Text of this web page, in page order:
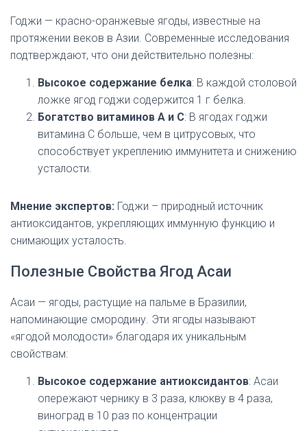
Годжи — красно-оранжевые ягоды, известные на
протяжении веков в Азии. Современные исследования
подтверждают, что они действительно полезны:
Высокое содержание белка: В каждой столовой
ложке ягод годжи содержится 1 г белка.
Богатство витаминов A и C: В ягодах годжи
витамина C больше, чем в цитрусовых, что
способствует укреплению иммунитета и снижению
усталости.
Мнение экспертов: Годжи – природный источник
антиоксидантов, укрепляющих иммунную функцию и
снимающих усталость.
Полезные Свойства Ягод Асаи
Асаи — ягоды, растущие на пальме в Бразилии,
напоминающие смородину. Эти ягоды называют
«ягодой молодости» благодаря их уникальным
свойствам:
Высокое содержание антиоксидантов: Асаи
опережают чернику в 3 раза, клюкву в 4 раза,
виноград в 10 раз по концентрации